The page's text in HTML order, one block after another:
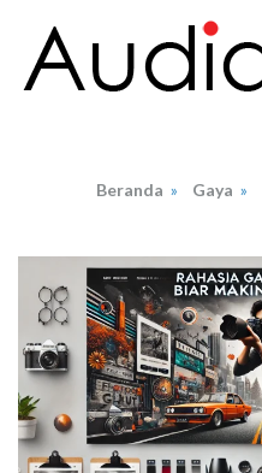
konten
Beranda » Gaya »